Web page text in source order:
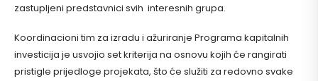
zastupljeni predstavnici svih interesnih grupa.
Koordinacioni tim za izradu i ažuriranje Programa kapitalnih
investicija je usvojio set kriterija na osnovu kojih će rangirati
pristigle prijedloge projekata, što će služiti za redovno svake